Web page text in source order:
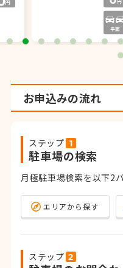
お申込みの流れ
ステップ
駐車場の検索
月極駐車場検索を以下2
エリアから探す
ステップ